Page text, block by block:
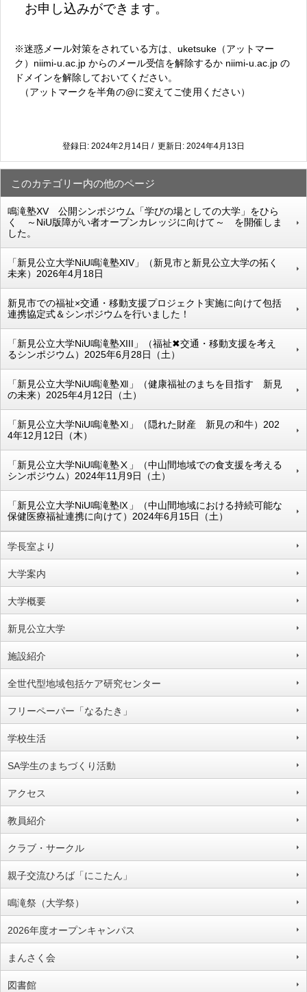
学長室より
大学案内
大学概要
新見公立大学
施設紹介
全世代型地域包括ケア研究センター
フリーペーパー「なるたき」
学校生活
SA学生のまちづくり活動
アクセス
教員紹介
クラブ・サークル
親子交流ひろば「にこたん」
鳴滝祭（大学祭）
2026年度オープンキャンパス
まんさく会
図書館
お申し込みができます。
※迷惑メール対策をされている方は、uketsuke（アットマー
ク）niimi-u.ac.jp からのメール受信を解除するか niimi-u.ac.jp の
ドメインを解除しておいてください。
（アットマークを半角の@に変えてご使用ください）
登録日: 2024年2月14日 / 更新日: 2024年4月13日
このカテゴリー内の他のページ
鳴滝塾XV 公開シンポジウム「学びの場としての大学」をひら
く ～NiU版障がい者オープンカレッジに向けて～ を開催しま
した。
「新見公立大学NiU鳴滝塾XIV」（新見市と新見公立大学の拓く
未来）2026年4月18日
新見市での福祉×交通・移動支援プロジェクト実施に向けて包括
連携協定式＆シンポジウムを行いました！
「新見公立大学NiU鳴滝塾XIII」（福祉✖交通・移動支援を考え
るシンポジウム）2025年6月28日（土）
「新見公立大学NiU鳴滝塾Ⅻ」（健康福祉のまちを目指す 新見
の未来）2025年4月12日（土）
「新見公立大学NiU鳴滝塾Ⅺ」（隠れた財産 新見の和牛）202
4年12月12日（木）
「新見公立大学NiU鳴滝塾Ⅹ」（中山間地域での食支援を考える
シンポジウム）2024年11月9日（土）
「新見公立大学NiU鳴滝塾Ⅸ」（中山間地域における持続可能な
保健医療福祉連携に向けて）2024年6月15日（土）